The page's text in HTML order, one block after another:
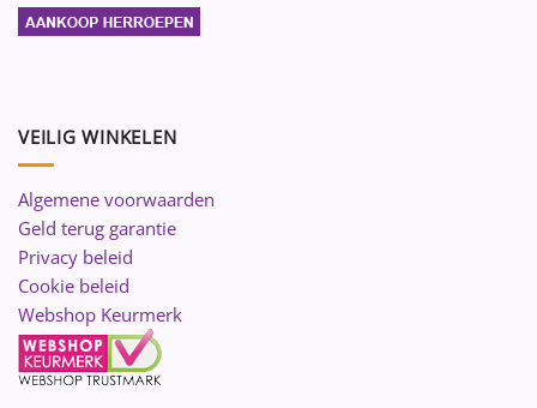
VEILIG WINKELEN
Algemene voorwaarden
Geld terug garantie
Privacy beleid
Cookie beleid
Webshop Keurmerk